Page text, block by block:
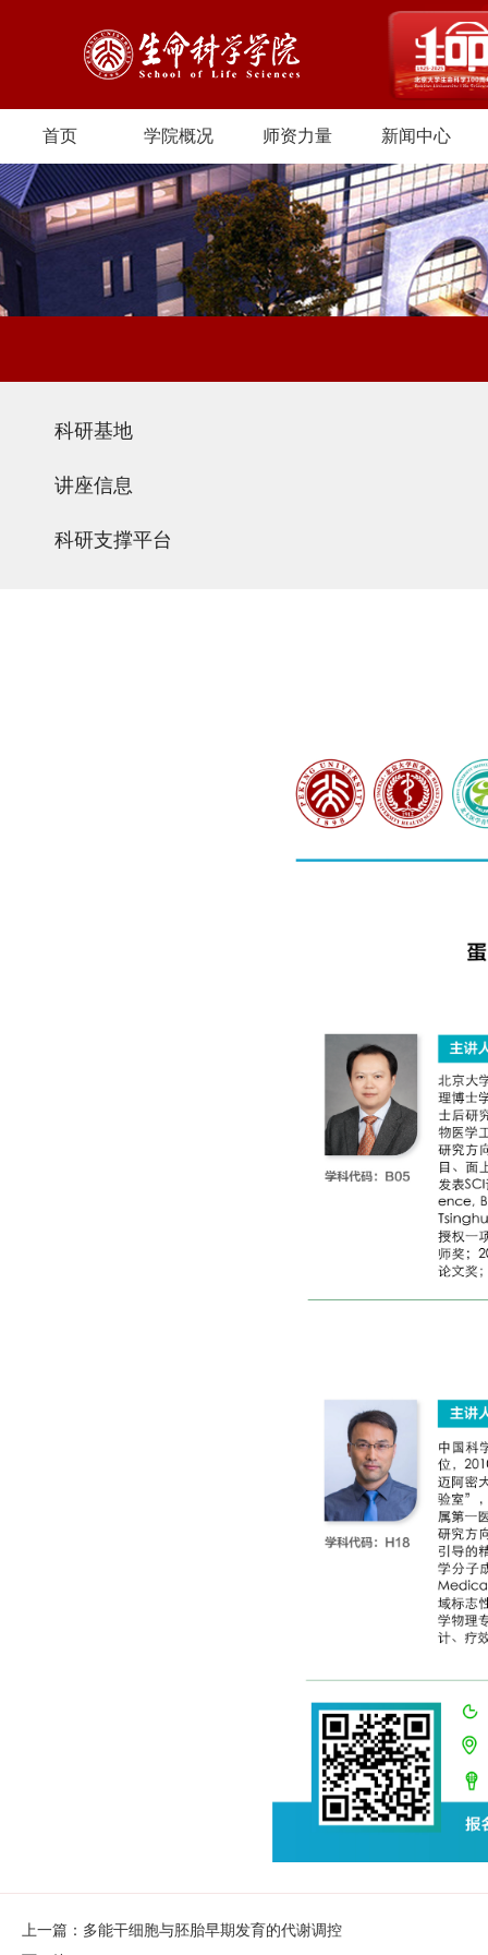
首页 学院概况 师资力量 新闻中心
科研基地
讲座信息
科研支撑平台
上一篇：多能干细胞与胚胎早期发育的代谢调控